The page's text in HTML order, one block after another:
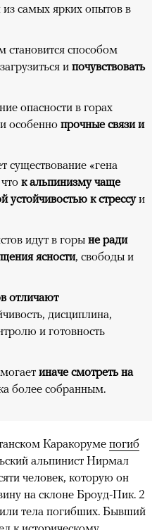
самых ярких опытов в
способом
и почувствовать
опасности в горах
особенно прочные связи и
существование «гена
к альпинизму чаще
устойчивостью к стрессуи
идут в горы не ради
ясности, свободы и
отличают
дисциплина,
и готовность
иначе смотреть на
более собранным.
Каракоруме погиб
альпинист Нирмал
человек, которую он
на склоне Броуд-Пик. 2
тела погибших. Бывший